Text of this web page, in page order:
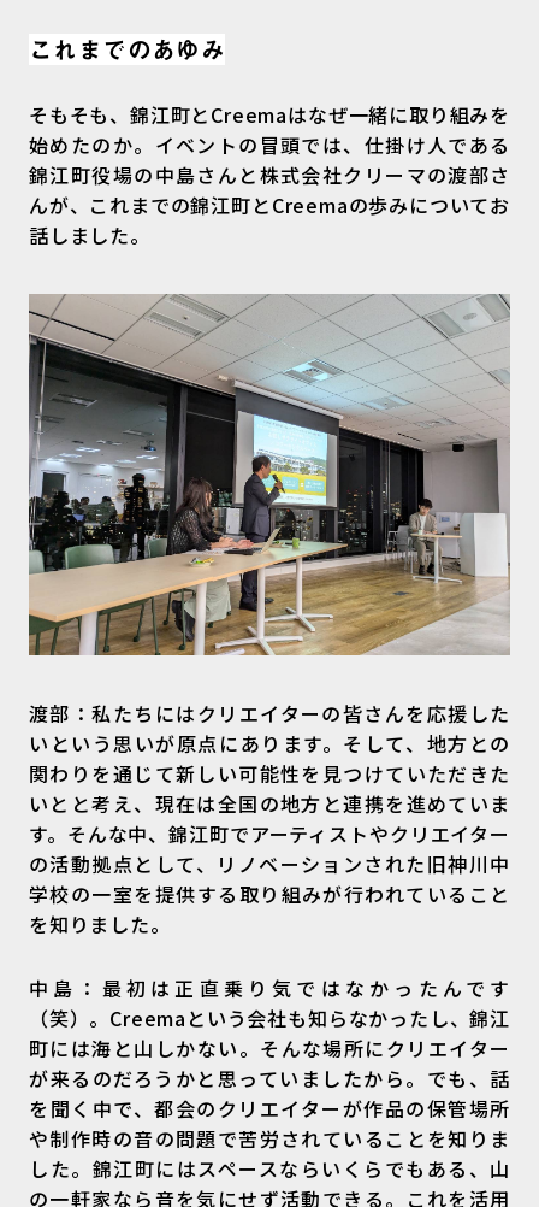
これまでのあゆみ
そもそも、錦江町とCreemaはなぜ一緒に取り組みを
始めたのか。イベントの冒頭では、仕掛け人である
錦江町役場の中島さんと株式会社クリーマの渡部さ
んが、これまでの錦江町とCreemaの歩みについてお
話しました。
渡部：私たちにはクリエイターの皆さんを応援した
いという思いが原点にあります。そして、地方との
関わりを通じて新しい可能性を見つけていただきた
いとと考え、現在は全国の地方と連携を進めていま
す。そんな中、錦江町でアーティストやクリエイター
の活動拠点として、リノベーションされた旧神川中
学校の一室を提供する取り組みが行われていること
を知りました。
中島：最初は正直乗り気ではなかったんです
（笑）。Creemaという会社も知らなかったし、錦江
町には海と山しかない。そんな場所にクリエイター
が来るのだろうかと思っていましたから。でも、話
を聞く中で、都会のクリエイターが作品の保管場所
や制作時の音の問題で苦労されていることを知りま
した。錦江町にはスペースならいくらでもある、山
の一軒家なら音を気にせず活動できる。これを活用